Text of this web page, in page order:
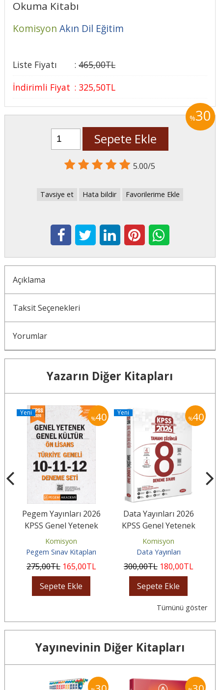
Okuma Kitabı
Komisyon Akın Dil Eğitim
Liste Fiyatı : 465,00TL
İndirimli Fiyat : 325,50TL
%30
Sepete Ekle
5.00/5
Tavsiye et Hata bildir Favorilerime Ekle
Açıklama
Taksit Seçenekleri
Yorumlar
Yazarın Diğer Kitapları
%40
Yeni
Pegem Yayınları 2026
KPSS Genel Yetenek
Genel Kültür Ön Lisans
Tamamı...
Komisyon
Pegem Sınav Kitapları
275,00TL 165,00TL
Sepete Ekle
%40
Yeni
Data Yayınları 2026
KPSS Genel Yetenek
Genel Kültür Tamamı
Çözümlü 8...
Komisyon
Data Yayınları
300,00TL 180,00TL
Sepete Ekle
Tümünü göster
Yayınevinin Diğer Kitapları